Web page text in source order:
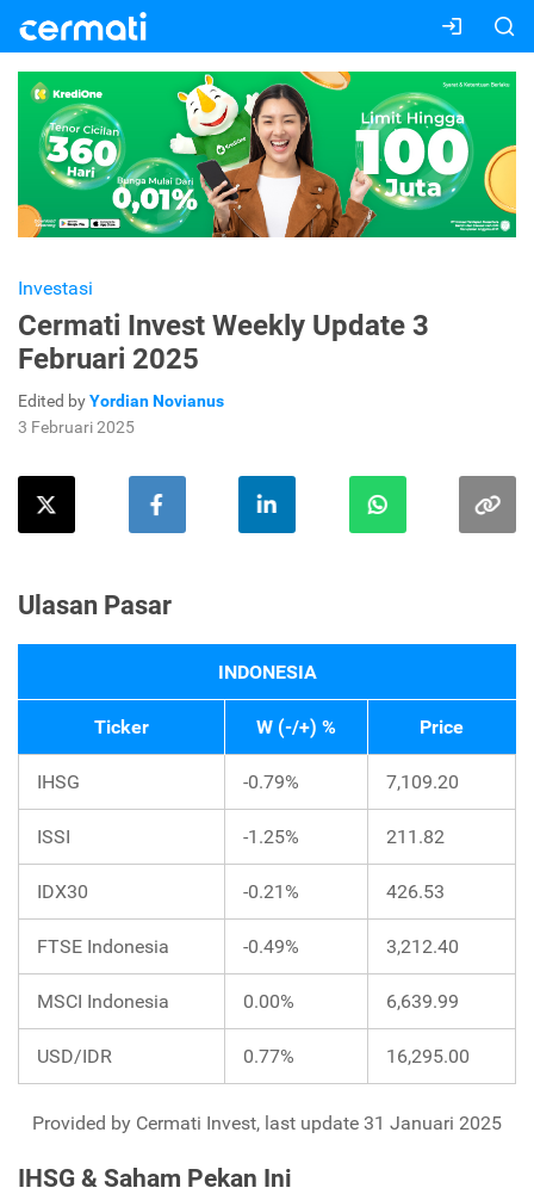
Investasi
Cermati Invest Weekly Update 3
Februari 2025
Edited byYordian Novianus
3 Februari 2025
Ulasan Pasar
INDONESIA
Ticker W (-/+) % Price
IHSG -0.79% 7,109.20
ISSI -1.25% 211.82
IDX30 -0.21% 426.53
FTSE Indonesia -0.49% 3,212.40
MSCI Indonesia 0.00% 6,639.99
USD/IDR 0.77% 16,295.00
Provided by Cermati Invest, last update 31 Januari 2025
IHSG & Saham Pekan Ini